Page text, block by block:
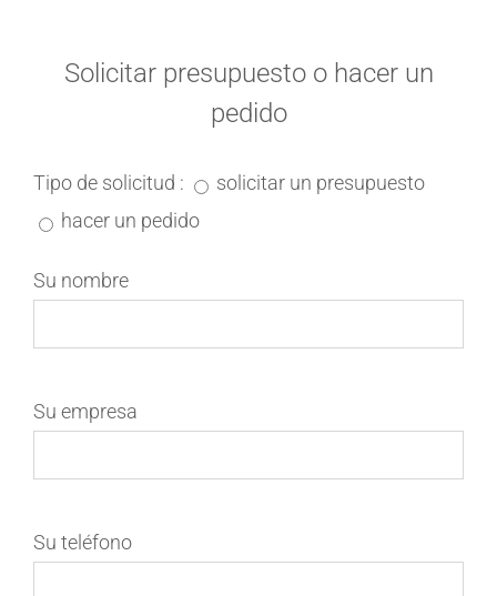
Solicitar presupuesto o hacer un
pedido
Tipo de solicitud :
solicitar un presupuesto
hacer un pedido
Su nombre
Su empresa
Su teléfono